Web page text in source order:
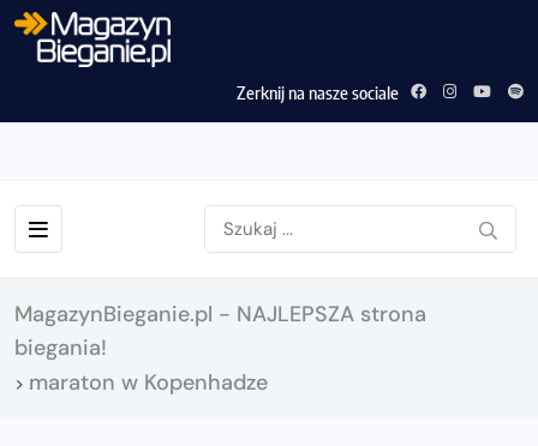
Zerknij na nasze sociale
MagazynBieganie.pl - NAJLEPSZA strona
biegania!
> maraton w Kopenhadze